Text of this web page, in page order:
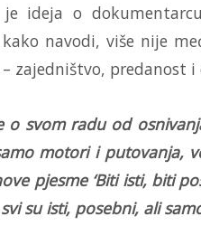
ideja o
navodi, više nije
zajedništvo,
o svom radu od
motori i putovanja,
pjesme ‘Biti isti, biti
su isti, posebni, ali